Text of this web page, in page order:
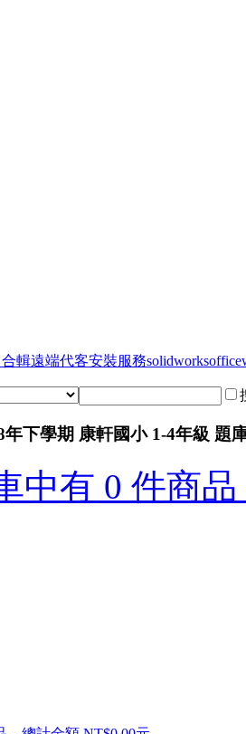
合輯遠端代客安裝服務solidworksoffice
年下學期 康軒國小 1-4年級 題
中有 0 件商